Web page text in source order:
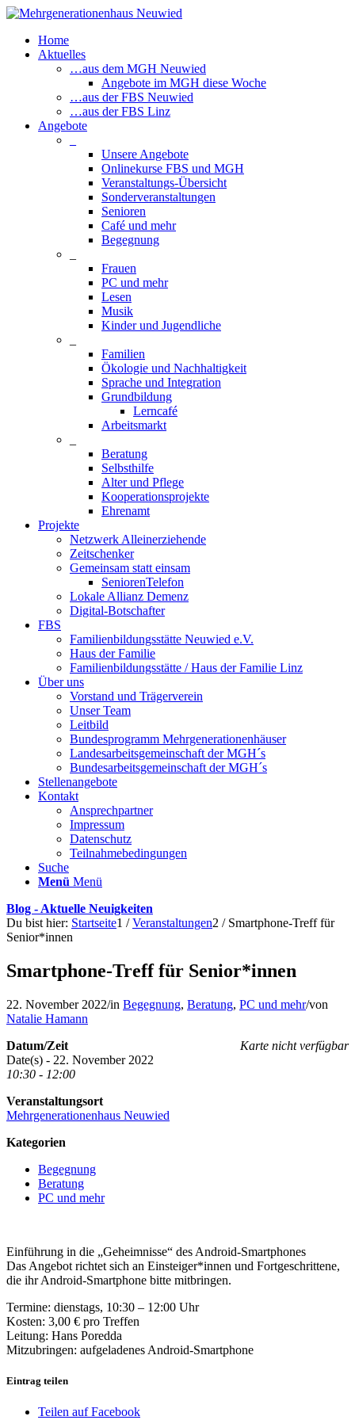
Home
Aktuelles
…aus dem MGH Neuwied
Angebote im MGH diese Woche
…aus der FBS Neuwied
…aus der FBS Linz
Angebote
Unsere Angebote
Onlinekurse FBS und MGH
Veranstaltungs-Übersicht
Sonderveranstaltungen
Senioren
Café und mehr
Begegnung
Frauen
PC und mehr
Lesen
Musik
Kinder und Jugendliche
Familien
Ökologie und Nachhaltigkeit
Sprache und Integration
Grundbildung
Lerncafé
Arbeitsmarkt
Beratung
Selbsthilfe
Alter und Pflege
Kooperationsprojekte
Ehrenamt
Projekte
Netzwerk Alleinerziehende
Zeitschenker
Gemeinsam statt einsam
SeniorenTelefon
Lokale Allianz Demenz
Digital-Botschafter
FBS
Familienbildungsstätte Neuwied e.V.
Haus der Familie
Familienbildungsstätte / Haus der Familie Linz
Über uns
Vorstand und Trägerverein
Unser Team
Leitbild
Bundesprogramm Mehrgenerationenhäuser
Landesarbeitsgemeinschaft der MGH´s
Bundesarbeitsgemeinschaft der MGH´s
Stellenangebote
Kontakt
Ansprechpartner
Impressum
Datenschutz
Teilnahmebedingungen
Suche
Menü Menü
Blog - Aktuelle Neuigkeiten
Du bist hier: Startseite1 / Veranstaltungen2 / Smartphone-Treff für
Senior*innen
Smartphone-Treff für Senior*innen
22. November 2022/in Begegnung, Beratung, PC und mehr/von
Natalie Hamann
Karte nicht verfügbar
Datum/Zeit
Date(s) - 22. November 2022
10:30 - 12:00
Veranstaltungsort
Mehrgenerationenhaus Neuwied
Kategorien
Begegnung
Beratung
PC und mehr
Einführung in die „Geheimnisse“ des Android-Smartphones
Das Angebot richtet sich an Einsteiger*innen und Fortgeschrittene,
die ihr Android-Smartphone bitte mitbringen.
Termine: dienstags, 10:30 – 12:00 Uhr
Kosten: 3,00 € pro Treffen
Leitung: Hans Poredda
Mitzubringen: aufgeladenes Android-Smartphone
Eintrag teilen
Teilen auf Facebook